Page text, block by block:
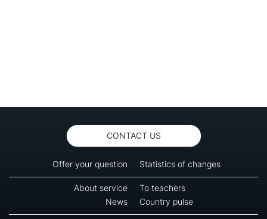
CONTACT US
Offer your question Statistics of changes
About service
To teachers
News
Country pulse